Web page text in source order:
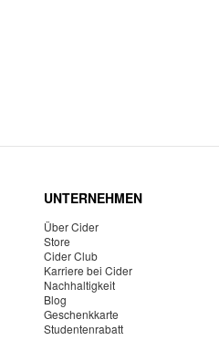
UNTERNEHMEN
Über Cider
Store
Cider Club
Karriere bei Cider
Nachhaltigkeit
Blog
Geschenkkarte
Studentenrabatt